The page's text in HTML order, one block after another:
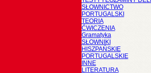
SŁOWNICTWO
PORTUGALSKI
TEORIA
ĆWICZENIA
Gramatyka
SŁOWNIKI
HISZPAŃSKIE
PORTUGALSKIE
INNE
LITERATURA